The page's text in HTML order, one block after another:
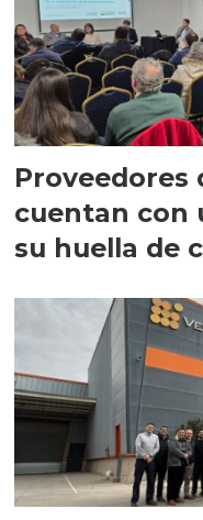
Proveedores
cuentan con
su huella de